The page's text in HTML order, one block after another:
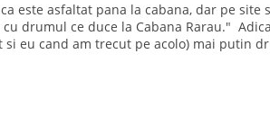
este asfaltat pana la cabana, dar pe site
drumul ce duce la Cabana Rarau."
eu cand am trecut pe acolo) mai putin